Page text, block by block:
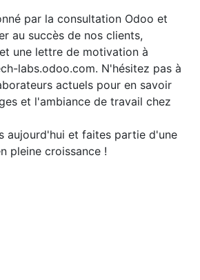
par la consultation Odoo et
au succès de nos clients,
une lettre de motivation à
labs.odoo.com. N'hésitez pas à
actuels pour en savoir
et l'ambiance de travail chez
aujourd'hui et faites partie d'une
pleine croissance !